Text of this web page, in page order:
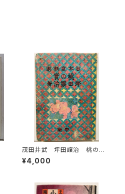
茂田井武 坪田譲治 桃の
實 昭和22年（1947） 東西社
¥4,000